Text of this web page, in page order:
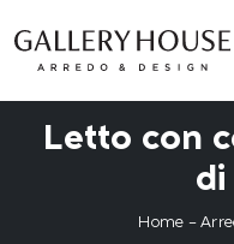
Letto con
di
Home -